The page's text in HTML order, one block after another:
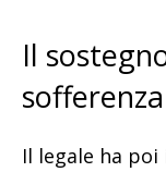
Il
Il legale ha